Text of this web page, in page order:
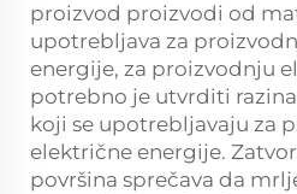
proizvod proizvodi od
upotrebljava za
energije, za proizvodnju
potrebno je utvrditi
koji se upotrebljavaju za
električne energije.
površina sprečava da